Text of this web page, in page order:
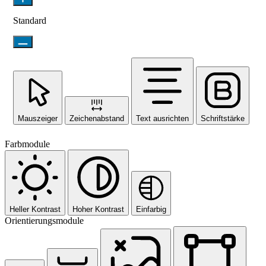
Standard
Mauszeiger Zeichenabstand Text ausrichten Schriftstärke
Farbmodule
Heller Kontrast Hoher Kontrast Einfarbig
Orientierungsmodule